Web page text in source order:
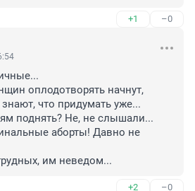
+1 –0
оплодотворять начнут,
что придумать уже...
поднять? Не, не слышали...
аборты! Давно не
им неведом...
+2 –0